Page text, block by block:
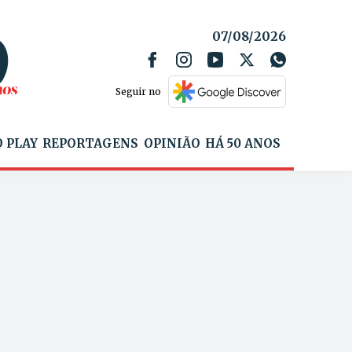
07/08/2026
Seguir no
PLAY REPORTAGENS OPINIÃO HÁ 50 ANOS